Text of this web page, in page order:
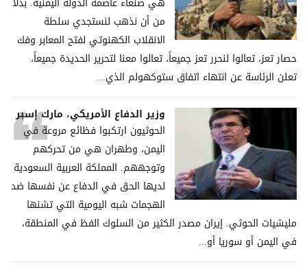
من أن نذهب لنستجدي سلطة
الانقلاب الكهنوتي لفتح المعابر وفك
حصار تعز، تعالوا لنحرر تعز جميعاً، تعالوا معنا لتحرير الحديدة جميعاً،
تعلن الرئاسة عن انتهاء اتفاق ستوكهولم الذي...
وزير الدفاع الأمريكي، مارك إسبر
الحوثيون ارتكبوا فظائع مروعة في
اليمن، وطهران هي من تحركهم
وتوجههم. المملكة العربية السعودية
لديها الحق في الدفاع عن نفسها ضد
الهجمات شبه اليومية التي تشنها
مليشيات الحوثي. إيران مصدر الكثير من السلوك الفظ في المنطقة،
في اليمن أو سوريا أو...